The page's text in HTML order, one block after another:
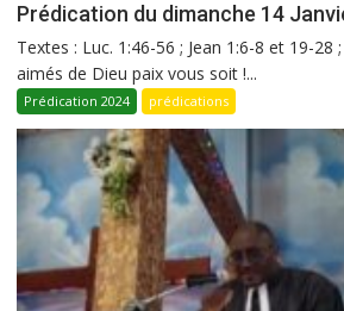
Prédication du dimanche 14
Textes : Luc. 1:46-56 ; Jean 1:6-8 et 19-28
aimés de Dieu paix vous soit !...
Prédication 2024 prédications